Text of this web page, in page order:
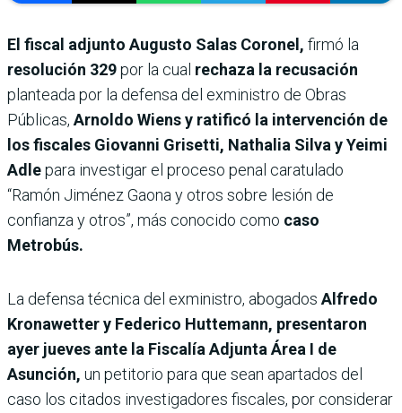
El fiscal adjunto Augusto Salas Coronel, firmó la
resolución 329por la cual rechaza la recusación
planteada por la defensa del exministro de Obras
Públicas, Arnoldo Wiens y ratificó la intervención de
los fiscales Giovanni Grisetti, Nathalia Silva y Yeimi
Adlepara investigar el proceso penal caratulado
“Ramón Jiménez Gaona y otros sobre lesión de
confianza y otros”, más conocido como caso
Metrobús.
La defensa técnica del exministro, abogados Alfredo
Kronawetter y Federico Huttemann, presentaron
ayer jueves ante la Fiscalía Adjunta Área I de
Asunción, un petitorio para que sean apartados del
caso los citados investigadores fiscales, por considerar